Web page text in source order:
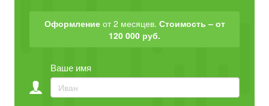
Оформлениеот 2 месяцев. Стоимость – от
120 000 руб.
Ваше имя